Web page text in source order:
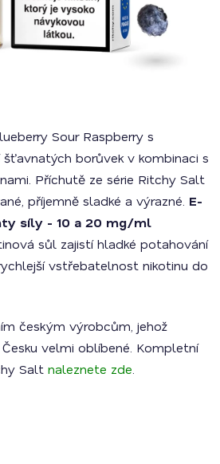
Sour Raspberry s
borůvek v kombinaci s
Příchutě ze série Ritchy Salt
příjemně sladké a výrazné. E-
síly - 10 a 20 mg/ml
sůl zajistí hladké potahování
vstřebatelnost nikotinu do
českým výrobcům, jehož
velmi oblíbené. Kompletní
Salt naleznete zde